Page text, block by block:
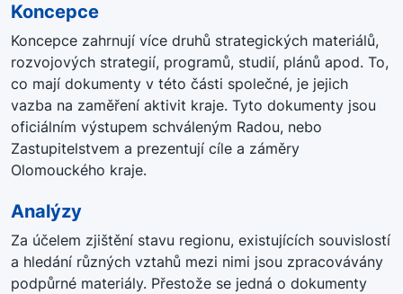
Koncepce
Koncepce zahrnují více druhů strategických materiálů,
rozvojových strategií, programů, studií, plánů apod. To,
co mají dokumenty v této části společné, je jejich
vazba na zaměření aktivit kraje. Tyto dokumenty jsou
oficiálním výstupem schváleným Radou, nebo
Zastupitelstvem a prezentují cíle a záměry
Olomouckého kraje.
Analýzy
Za účelem zjištění stavu regionu, existujících souvislostí
a hledání různých vztahů mezi nimi jsou zpracovávány
podpůrné materiály. Přestože se jedná o dokumenty